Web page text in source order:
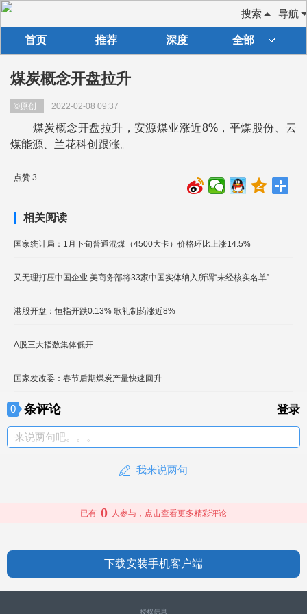
导航
搜索
首页 推荐 深度 全部
煤炭概念开盘拉升
©原创 2022-02-08 09:37
煤炭概念开盘拉升，安源煤业涨近8%，平煤股份、云
煤能源、兰花科创跟涨。
点赞 3
相关阅读
国家统计局：1月下旬普通混煤（4500大卡）价格环比上涨14.5%
又无理打压中国企业 美商务部将33家中国实体纳入所谓“未经核实名单”
港股开盘：恒指开跌0.13% 歌礼制药涨近8%
A股三大指数集体低开
国家发改委：春节后期煤炭产量快速回升
0 条评论 登录
来说两句吧。。。
我来说两句
已有 0 人参与，点击查看更多精彩评论
下载安装手机客户端
授权信息